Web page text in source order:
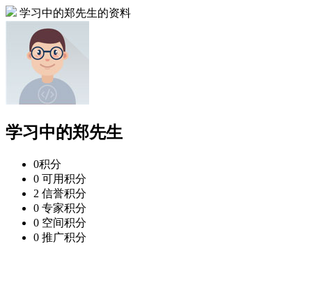
学习中的郑先生的资料
学习中的郑先生
0积分
0 可用积分
2 信誉积分
0 专家积分
0 空间积分
0 推广积分